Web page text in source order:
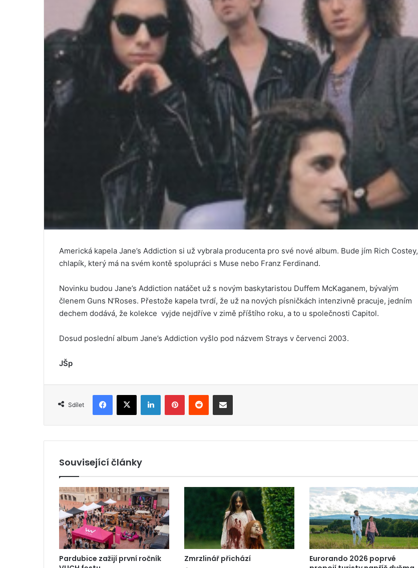
Americká kapela Jane’s Addiction si už vybrala producenta pro své nové album. Bude jím Rich Costey,
chlapík, který má na svém kontě spolupráci s Muse nebo Franz Ferdinand.
Novinku budou Jane’s Addiction natáčet už s novým baskytaristou Duffem McKaganem, bývalým
členem Guns N’Roses. Přestože kapela tvrdí, že už na nových písničkách intenzivně pracuje, jedním
dechem dodává, že kolekce vyjde nejdříve v zimě příštího roku, a to u společnosti Capitol.
Dosud poslední album Jane’s Addiction vyšlo pod názvem Strays v červenci 2003.
JŠp
Sdílet
Související články
Pardubice zažijí první ročník
Zmrzlinář přichází
Eurorando 2026 poprvé